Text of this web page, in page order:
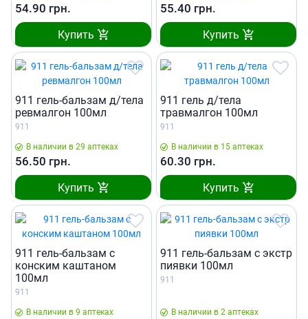
54.90 грн.
Купить
55.40 грн.
Купить
911 гель-бальзам д/тела
ревмалгон 100мл
911
В наличии в 29 аптеках
56.50 грн.
Купить
911 гель д/тела
травмалгон 100мл
911
В наличии в 15 аптеках
60.30 грн.
Купить
911 гель-бальзам с
конским каштаном
100мл
911
В наличии в 9 аптеках
911 гель-бальзам с экстр
пиявки 100мл
911
В наличии в 2 аптеках